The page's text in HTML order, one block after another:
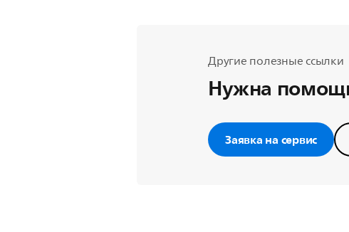
Другие полезные ссылки
Нужна
Заявка на сервис